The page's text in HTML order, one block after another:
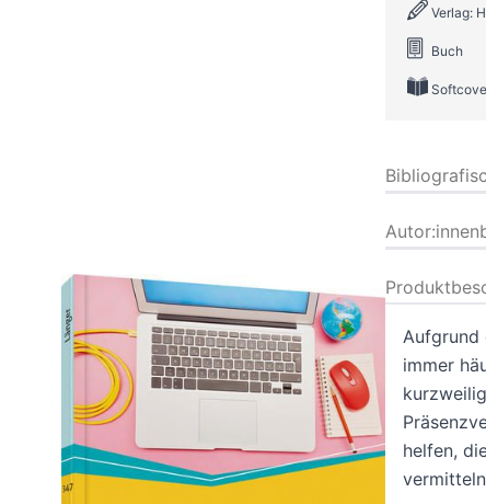
Verlag:
Buch
Aufgrund
immer
helfen,